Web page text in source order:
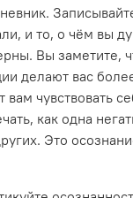
и то, о чём вы
Вы заметите,
делают вас
вам чувствовать
как одна
Это